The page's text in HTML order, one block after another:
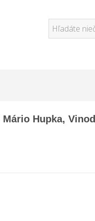
Mário Hupka,